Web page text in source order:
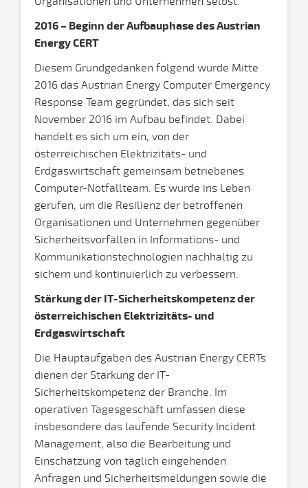
2016 – Beginn der Aufbauphase des Austrian
Energy CERT
Diesem Grundgedanken folgend wurde Mitte
2016 das Austrian Energy Computer Emergency
Response Team gegründet, das sich seit
November 2016 im Aufbau befindet. Dabei
handelt es sich um ein, von der
österreichischen Elektrizitäts- und
Erdgaswirtschaft gemeinsam betriebenes
Computer-Notfallteam. Es wurde ins Leben
gerufen, um die Resilienz der betroffenen
Organisationen und Unternehmen gegenüber
Sicherheitsvorfällen in Informations- und
Kommunikationstechnologien nachhaltig zu
sichern und kontinuierlich zu verbessern.
Stärkung der IT-Sicherheitskompetenz der
österreichischen Elektrizitäts- und
Erdgaswirtschaft
Die Hauptaufgaben des Austrian Energy CERTs
dienen der Stärkung der IT-
Sicherheitskompetenz der Branche. Im
operativen Tagesgeschäft umfassen diese
insbesondere das laufende Security Incident
Management, also die Bearbeitung und
Einschätzung von täglich eingehenden
Anfragen und Sicherheitsmeldungen sowie die